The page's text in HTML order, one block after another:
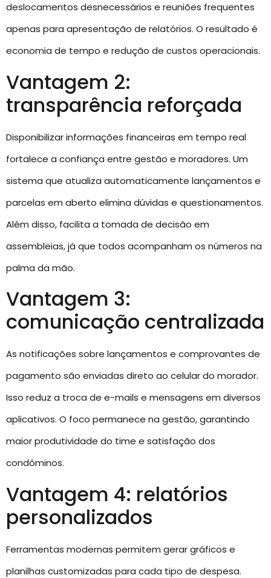
deslocamentos desnecessários e reuniões frequentes
apenas para apresentação de relatórios. O resultado é
economia de tempo e redução de custos operacionais.
Vantagem 2:
transparência reforçada
Disponibilizar informações financeiras em tempo real
fortalece a confiança entre gestão e moradores. Um
sistema que atualiza automaticamente lançamentos e
parcelas em aberto elimina dúvidas e questionamentos.
Além disso, facilita a tomada de decisão em
assembleias, já que todos acompanham os números na
palma da mão.
Vantagem 3:
comunicação centralizada
As notificações sobre lançamentos e comprovantes de
pagamento são enviadas direto ao celular do morador.
Isso reduz a troca de e-mails e mensagens em diversos
aplicativos. O foco permanece na gestão, garantindo
maior produtividade do time e satisfação dos
condôminos.
Vantagem 4: relatórios
personalizados
Ferramentas modernas permitem gerar gráficos e
planilhas customizadas para cada tipo de despesa.